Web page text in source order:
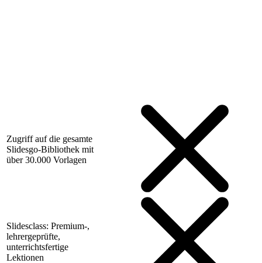
Zugriff auf die gesamte
Slidesgo-Bibliothek mit
über 30.000 Vorlagen
Slidesclass: Premium-,
lehrergeprüfte,
unterrichtsfertige
Lektionen